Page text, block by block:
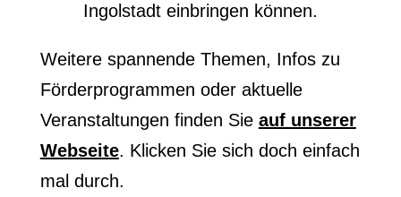
Ingolstadt einbringen können.
Weitere spannende Themen, Infos zu
Förderprogrammen oder aktuelle
Veranstaltungen finden Sie auf unserer
Webseite. Klicken Sie sich doch einfach
mal durch.